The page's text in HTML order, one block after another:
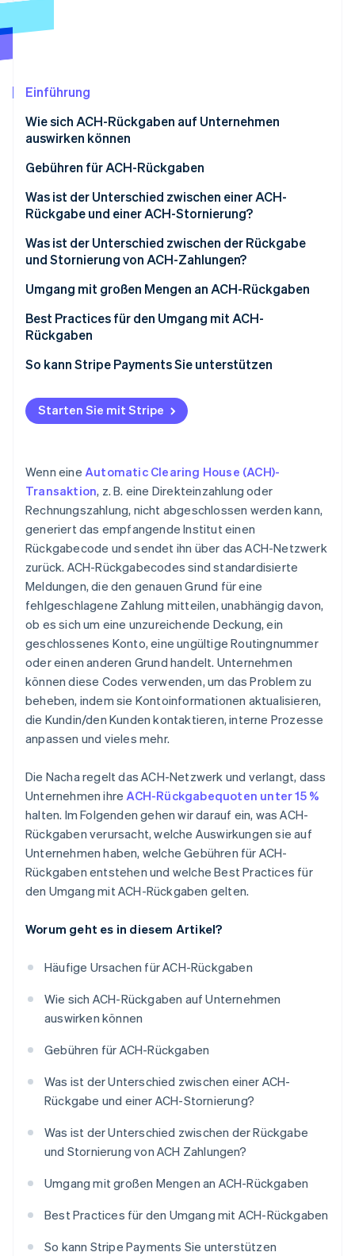
Betrugsprävention
Atlas
Online-Identitätsprüfung
Stripe-Sessions 2026
Jetzt ansehen
Einführung
Wie sich ACH-Rückgaben auf Unternehmen
auswirken können
Gebühren für ACH-Rückgaben
Was ist der Unterschied zwischen einer ACH-
Rückgabe und einer ACH-Stornierung?
ACH-Rückgaben
ACH-Stornierungen
Was ist der Unterschied zwischen der Rückgabe
und Stornierung von ACH-Zahlungen?
ACH-Zahlungen zurückgeben
ACH-Zahlungen stornieren
Umgang mit großen Mengen an ACH-Rückgaben
Präventionsmaßnahmen umsetzen
Abwicklung von Rückgaben vereinfachen
Kundenbindung
Kontinuierliches Monitoring und Verbesserung
Best Practices für den Umgang mit ACH-
Rückgaben
So kann Stripe Payments Sie unterstützen
Starten Sie mit Stripe
Wenn eine Automatic Clearing House (ACH)-
Transaktion, z. B. eine Direkteinzahlung oder
Rechnungszahlung, nicht abgeschlossen werden kann,
generiert das empfangende Institut einen
Rückgabecode und sendet ihn über das ACH-Netzwerk
zurück. ACH-Rückgabecodes sind standardisierte
Meldungen, die den genauen Grund für eine
fehlgeschlagene Zahlung mitteilen, unabhängig davon,
ob es sich um eine unzureichende Deckung, ein
geschlossenes Konto, eine ungültige Routingnummer
oder einen anderen Grund handelt. Unternehmen
können diese Codes verwenden, um das Problem zu
beheben, indem sie Kontoinformationen aktualisieren,
die Kundin/den Kunden kontaktieren, interne Prozesse
anpassen und vieles mehr.
Die Nacha regelt das ACH-Netzwerk und verlangt, dass
Unternehmen ihreACH-Rückgabequoten unter 15 %
halten. Im Folgenden gehen wir darauf ein, was ACH-
Rückgaben verursacht, welche Auswirkungen sie auf
Unternehmen haben, welche Gebühren für ACH-
Rückgaben entstehen und welche Best Practices für
den Umgang mit ACH-Rückgaben gelten.
Worum geht es in diesem Artikel?
Häufige Ursachen für ACH-Rückgaben
Wie sich ACH-Rückgaben auf Unternehmen
auswirken können
Gebühren für ACH-Rückgaben
Was ist der Unterschied zwischen einer ACH-
Rückgabe und einer ACH-Stornierung?
Was ist der Unterschied zwischen der Rückgabe
und Stornierung von ACH Zahlungen?
Umgang mit großen Mengen an ACH-Rückgaben
Best Practices für den Umgang mit ACH-Rückgaben
So kann Stripe Payments Sie unterstützen